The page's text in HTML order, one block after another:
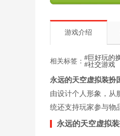
游戏介绍
相关标签： #巨好玩的
#社交游戏
永远的天空虚拟装扮
由设计个人形象，从
统还支持玩家参与物
永远的天空虚拟